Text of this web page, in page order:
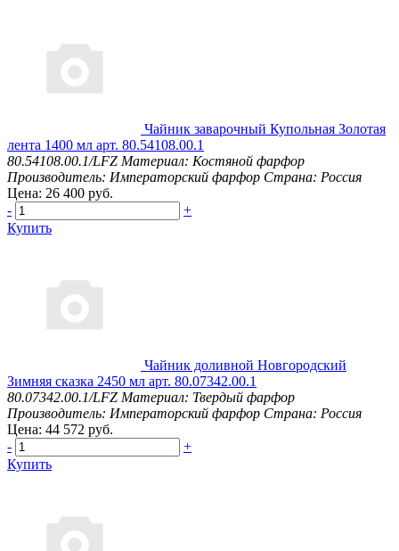
Чайник заварочный Купольная Золотая
лента 1400 мл арт. 80.54108.00.1
80.54108.00.1/LFZ Материал: Костяной фарфор
Производитель: Императорский фарфор Страна: Россия
Цена: 26 400 руб.
-
+
Купить
Чайник доливной Новгородский
Зимняя сказка 2450 мл арт. 80.07342.00.1
80.07342.00.1/LFZ Материал: Твердый фарфор
Производитель: Императорский фарфор Страна: Россия
Цена: 44 572 руб.
-
+
Купить